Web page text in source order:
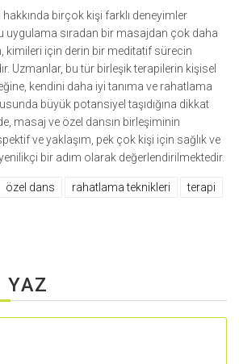
birçok kişi farklı deneyimler
uygulama sıradan bir masajdan çok daha
kimileri için derin bir meditatif sürecin
Uzmanlar, bu tür birleşik terapilerin kişisel
kendini daha iyi tanıma ve rahatlama
büyük potansiyel taşıdığına dikkat
masaj ve özel dansın birleşiminin
ve yaklaşım, pek çok kişi için sağlık ve
bir adım olarak değerlendirilmektedir.
özel dans rahatlama teknikleri terapi
YAZ